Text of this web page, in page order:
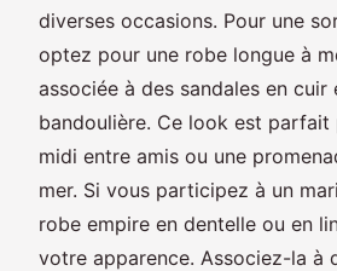
diverses occasions. Pour une
optez pour une robe longue à
associée à des sandales en cuir
bandoulière. Ce look est parfait
midi entre amis ou une
mer. Si vous participez à un
robe empire en dentelle ou en
votre apparence. Associez-la à